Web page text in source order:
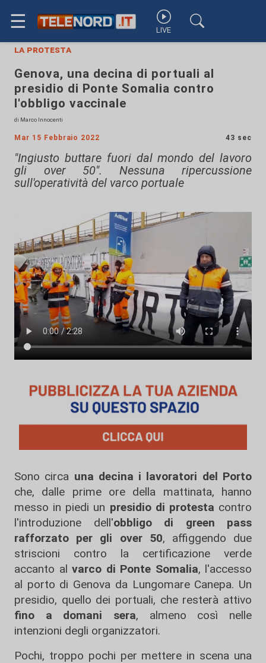
☰ LIVE
la protesta
Genova, una decina di portuali al
presidio di Ponte Somalia contro
l'obbligo vaccinale
di Marco Innocenti
Mar 15 Febbraio 2022 43 sec
"Ingiusto buttare fuori dal mondo del lavoro
gli over 50". Nessuna ripercussione
sull'operatività del varco portuale
Sono circa una decina i lavoratori del Porto
che, dalle prime ore della mattinata, hanno
messo in piedi un presidio di protesta contro
l'introduzione dell'obbligo di green pass
rafforzato per gli over 50, affiggendo due
striscioni contro la certificazione verde
accanto al varco di Ponte Somalia, l'accesso
al porto di Genova da Lungomare Canepa. Un
presidio, quello dei portuali, che resterà attivo
fino a domani sera, almeno così nelle
intenzioni degli organizzatori.
Pochi, troppo pochi per mettere in scena una